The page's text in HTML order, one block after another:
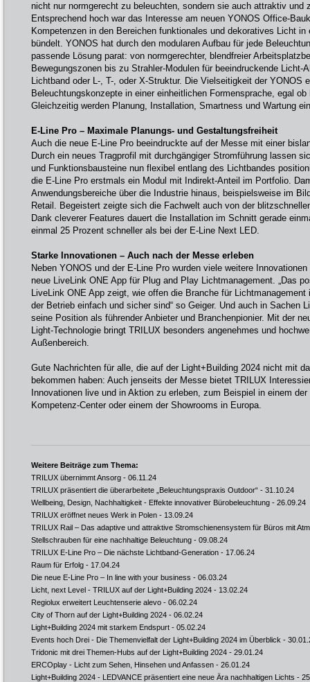
nicht nur normgerecht zu beleuchten, sondern sie auch attraktiv und
Entsprechend hoch war das Interesse am neuen YONOS Office-
Kompetenzen in den Bereichen funktionales und dekoratives Licht
bündelt. YONOS hat durch den modularen Aufbau für jede
passende Lösung parat: von normgerechter, blendfreier
Bewegungszonen bis zu Strahler-Modulen für beeindruckende Licht-
Lichtband oder L-, T-, oder X-Struktur. Die Vielseitigkeit der YONOS
Beleuchtungskonzepte in einer einheitlichen Formensprache, egal
Gleichzeitig werden Planung, Installation, Smartness und Wartung
E-Line Pro – Maximale Planungs- und Gestaltungsfreiheit
Auch die neue E-Line Pro beeindruckte auf der Messe mit einer
Durch ein neues Tragprofil mit durchgängiger Stromführung lassen
und Funktionsbausteine nun flexibel entlang des Lichtbandes
die E-Line Pro erstmals ein Modul mit Indirekt-Anteil im Portfolio.
Anwendungsbereiche über die Industrie hinaus, beispielsweise im
Retail. Begeistert zeigte sich die Fachwelt auch von der
Dank cleverer Features dauert die Installation im Schnitt gerade
einmal 25 Prozent schneller als bei der E-Line Next LED.
Starke Innovationen – Auch nach der Messe erleben
Neben YONOS und der E-Line Pro wurden viele weitere
neue LiveLink ONE App für Plug and Play Lichtmanagement. „Das
LiveLink ONE App zeigt, wie offen die Branche für
der Betrieb einfach und sicher sind“ so Geiger. Und auch in Sachen
seine Position als führender Anbieter und Branchenpionier. Mit der
Light-Technologie bringt TRILUX besonders angenehmes und
Außenbereich.
Gute Nachrichten für alle, die auf der Light+Building 2024 nicht mit
bekommen haben: Auch jenseits der Messe bietet TRILUX
Innovationen live und in Aktion zu erleben, zum Beispiel in einem
Kompetenz-Center oder einem der Showrooms in Europa.
Weitere Beiträge zum Thema:
TRILUX übernimmt Ansorg - 06.11.24
TRILUX präsentiert die überarbeitete „Beleuchtungspraxis Outdoor“ - 31.10.24
Wellbeing, Design, Nachhaltigkeit - Effekte innovativer Bürobeleuchtung - 26.09.24
TRILUX eröffnet neues Werk in Polen - 13.09.24
TRILUX Rail – Das adaptive und attraktive Stromschienensystem für Büros mit
Stellschrauben für eine nachhaltige Beleuchtung - 09.08.24
TRILUX E-Line Pro – Die nächste Lichtband-Generation - 17.06.24
Raum für Erfolg - 17.04.24
Die neue E-Line Pro – In line with your business - 06.03.24
Licht, next Level - TRILUX auf der Light+Building 2024 - 13.02.24
Regiolux erweitert Leuchtenserie alevo - 06.02.24
City of Thorn auf der Light+Building 2024 - 06.02.24
Light+Building 2024 mit starkem Endspurt - 05.02.24
Events hoch Drei - Die Themenvielfalt der Light+Building 2024 im Überblick -
Tridonic mit drei Themen-Hubs auf der Light+Building 2024 - 29.01.24
ERCOplay - Licht zum Sehen, Hinsehen und Anfassen - 26.01.24
Light+Building 2024 - LEDVANCE präsentiert eine neue Ära nachhaltigen Lichts -